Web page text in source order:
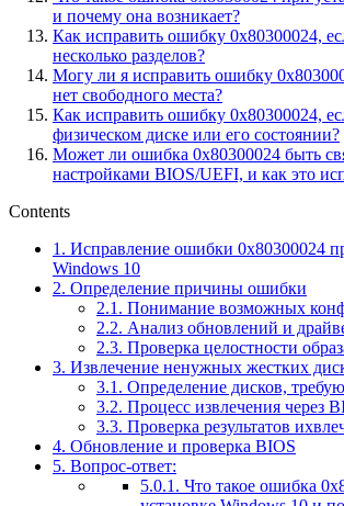
и почему она возникает?
Как исправить ошибку 0x80300024,
несколько разделов?
Могу ли я исправить ошибку
нет свободного места?
Как исправить ошибку 0x80300024,
физическом диске или его состоянии?
Может ли ошибка 0x80300024 быть
настройками BIOS/UEFI, и как это
Contents
1. Исправление ошибки 0x80300024
Windows 10
2. Определение причины ошибки
2.1. Понимание возможных
2.2. Анализ обновлений и
2.3. Проверка целостности
3. Извлечение ненужных жестких
3.1. Определение дисков,
3.2. Процесс извлечения через
3.3. Проверка результатов
4. Обновление и проверка BIOS
5. Вопрос-ответ:
5.0.1. Что такое ошибка